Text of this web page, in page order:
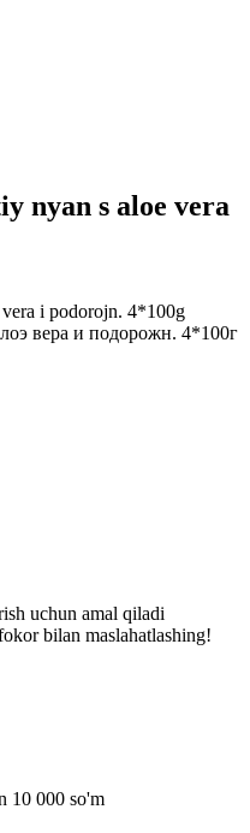
nyan s aloe vera
i podorojn. 4*100g
вера и подорожн. 4*100г
uchun amal qiladi
bilan maslahatlashing!
10 000 so'm